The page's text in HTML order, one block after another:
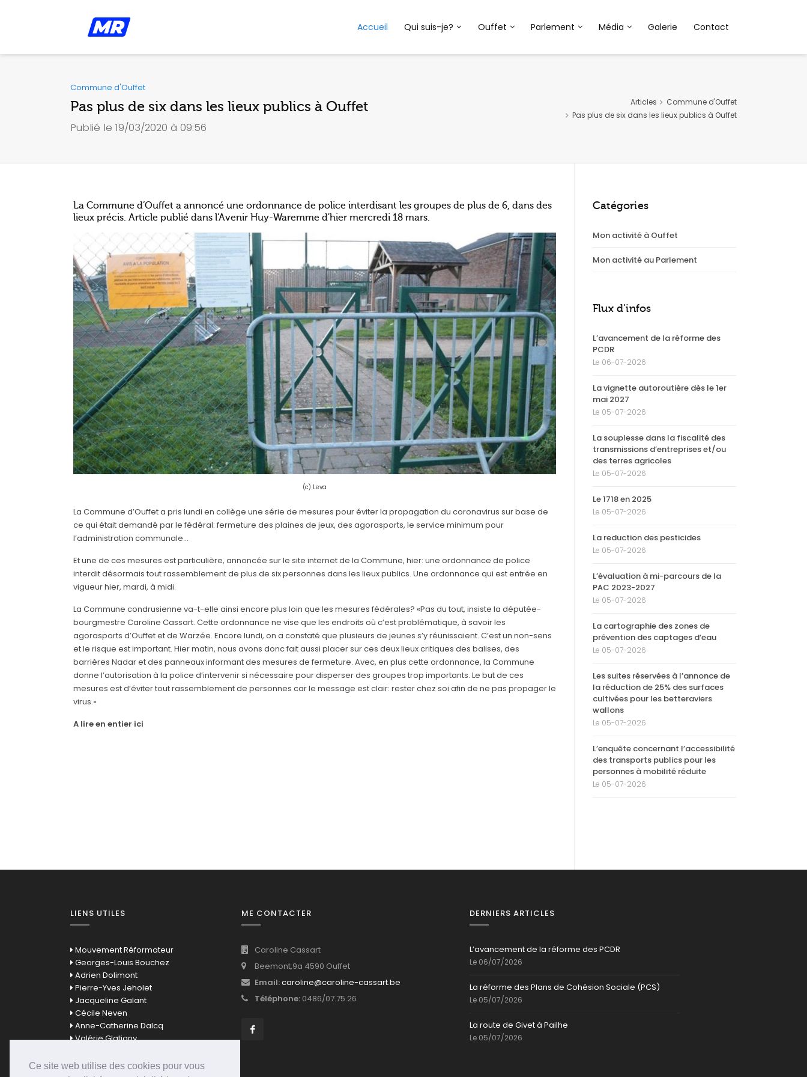
Ce site web utilise des cookies pour vous
Accueil Qui suis-je? Ouffet Parlement Média Galerie Contact
Commune d'Ouffet
Pas plus de six dans les lieux publics à Ouffet
Publié le 19/03/2020 à 09:56
Articles
Commune d'Ouffet
Pas plus de six dans les lieux publics à Ouffet
La Commune d’Ouffet a annoncé une ordonnance de police interdisant les groupes de plus de 6, dans des
lieux précis. Article publié dans l'Avenir Huy-Waremme d'hier mercredi 18 mars.
(c) Leva
La Commune d’Ouffet a pris lundi en collège une série de mesures pour éviter la propagation du coronavirus sur base de
ce qui était demandé par le fédéral: fermeture des plaines de jeux, des agorasports, le service minimum pour
l’administration communale…
Et une de ces mesures est particulière, annoncée sur le site internet de la Commune, hier: une ordonnance de police
interdit désormais tout rassemblement de plus de six personnes dans les lieux publics. Une ordonnance qui est entrée en
vigueur hier, mardi, à midi.
La Commune condrusienne va-t-elle ainsi encore plus loin que les mesures fédérales? «Pas du tout, insiste la députée-
bourgmestre Caroline Cassart. Cette ordonnance ne vise que les endroits où c’est problématique, à savoir les
agorasports d’Ouffet et de Warzée. Encore lundi, on a constaté que plusieurs de jeunes s’y réunissaient. C’est un non-sens
et le risque est important. Hier matin, nous avons donc fait aussi placer sur ces deux lieux critiques des balises, des
barrières Nadar et des panneaux informant des mesures de fermeture. Avec, en plus cette ordonnance, la Commune
donne l’autorisation à la police d’intervenir si nécessaire pour disperser des groupes trop importants. Le but de ces
mesures est d’éviter tout rassemblement de personnes car le message est clair: rester chez soi afin de ne pas propager le
virus.»
A lire en entier ici
Catégories
Mon activité à Ouffet
Mon activité au Parlement
Flux d'infos
L’avancement de la réforme des
PCDR
Le 06-07-2026
La vignette autoroutière dès le 1er
mai 2027
Le 05-07-2026
La souplesse dans la fiscalité des
transmissions d’entreprises et/ou
des terres agricoles
Le 05-07-2026
Le 1718 en 2025
Le 05-07-2026
La reduction des pesticides
Le 05-07-2026
L’évaluation à mi-parcours de la
PAC 2023-2027
Le 05-07-2026
La cartographie des zones de
prévention des captages d’eau
Le 05-07-2026
Les suites réservées à l’annonce de
la réduction de 25% des surfaces
cultivées pour les betteraviers
wallons
Le 05-07-2026
L’enquête concernant l’accessibilité
des transports publics pour les
personnes à mobilité réduite
Le 05-07-2026
LIENS UTILES
Mouvement Réformateur
Georges-Louis Bouchez
Adrien Dolimont
Pierre-Yves Jeholet
Jacqueline Galant
Cécile Neven
Anne-Catherine Dalcq
Valérie Glatigny
Bernard Quintin
ME CONTACTER
Caroline Cassart
Beemont,9a 4590 Ouffet
Email:caroline@caroline-cassart.be
Téléphone: 0486/07.75.26
DERNIERS ARTICLES
L’avancement de la réforme des PCDR
Le 06/07/2026
La réforme des Plans de Cohésion Sociale (PCS)
Le 05/07/2026
La route de Givet à Pailhe
Le 05/07/2026